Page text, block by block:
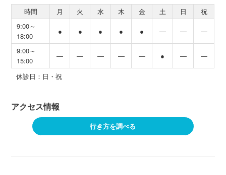
時間 月 火 水 木 金 土 日
祝
9:00～
18:00
● ● ● ● ● ― ― ―
9:00～
15:00
― ― ― ― ― ● ― ―
休診日：日・祝
アクセス情報
行き方を調べる